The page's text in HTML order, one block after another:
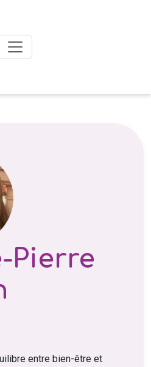
Pierre
entre bien-être et